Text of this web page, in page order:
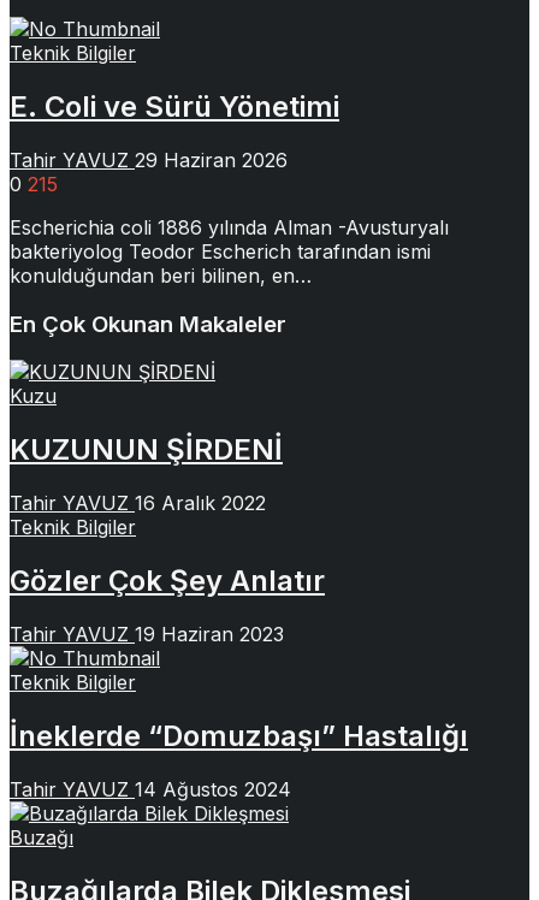
Teknik Bilgiler
E. Coli ve Sürü Yönetimi
Tahir YAVUZ 29 Haziran 2026
0 215
Escherichia coli 1886 yılında Alman -Avusturyalı
bakteriyolog Teodor Escherich tarafından ismi
konulduğundan beri bilinen, en…
En Çok Okunan Makaleler
Kuzu
KUZUNUN ŞİRDENİ
Tahir YAVUZ 16 Aralık 2022
Teknik Bilgiler
Gözler Çok Şey Anlatır
Tahir YAVUZ 19 Haziran 2023
Teknik Bilgiler
İneklerde “Domuzbaşı” Hastalığı
Tahir YAVUZ 14 Ağustos 2024
Buzağı
Buzağılarda Bilek Dikleşmesi